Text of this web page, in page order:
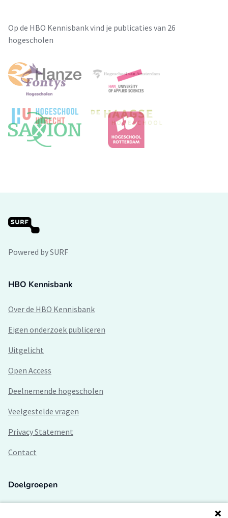
Op de HBO Kennisbank vind je publicaties van 26
hogescholen
Powered by SURF
HBO Kennisbank
Over de HBO Kennisbank
Eigen onderzoek publiceren
Uitgelicht
Open Access
Deelnemende hogescholen
Veelgestelde vragen
Privacy Statement
Contact
Doelgroepen